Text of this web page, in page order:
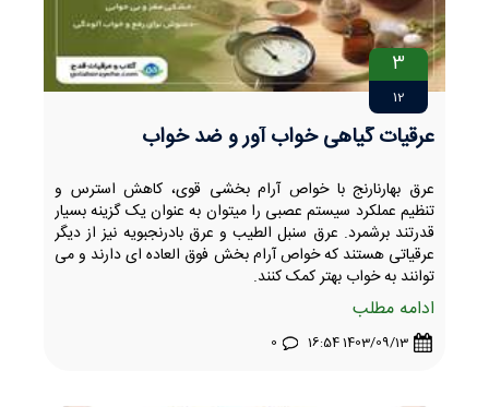
3
12
عرقیات گیاهی خواب آور و ضد خواب
عرق بهارنارنج با خواص آرام بخشی قوی، کاهش استرس و
تنظیم عملکرد سیستم عصبی را میتوان به عنوان یک گزینه بسیار
قدرتند برشمرد. عرق سنبل الطیب و عرق بادرنجبویه نیز از دیگر
عرقیاتی هستند که خواص آرام بخش فوق العاده ای دارند و می
توانند به خواب بهتر کمک کنند.
ادامه مطلب
1403/09/13 16:54
0